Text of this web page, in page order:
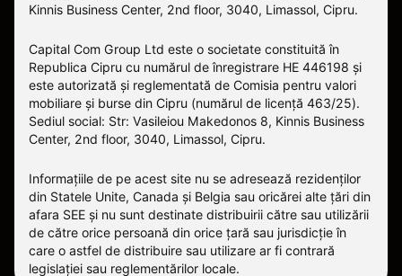
Kinnis Business Center, 2nd floor, 3040, Limassol, Cipru.
Capital Com Group Ltd este o societate constituită în
Republica Cipru cu numărul de înregistrare ΗΕ 446198 și
este autorizată și reglementată de Comisia pentru valori
mobiliare și burse din Cipru (numărul de licență 463/25).
Sediul social: Str: Vasileiou Makedonos 8, Kinnis Business
Center, 2nd floor, 3040, Limassol, Cipru.
Informațiile de pe acest site nu se adresează rezidenților
din Statele Unite, Canada și Belgia sau oricărei alte țări din
afara SEE și nu sunt destinate distribuirii către sau utilizării
de către orice persoană din orice țară sau jurisdicție în
care o astfel de distribuire sau utilizare ar fi contrară
legislației sau reglementărilor locale.